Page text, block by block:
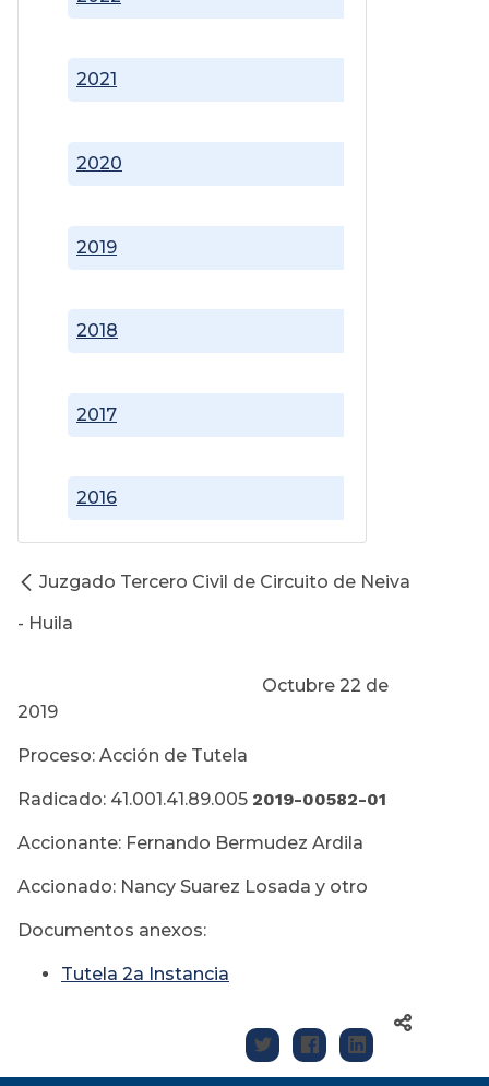
2016
2017
2018
2019
2020
2021
Juzgado Tercero Civil de Circuito de Neiva
- Huila
Octubre 22 de
2019
Proceso: Acción de Tutela
Radicado: 41.001.41.89.005 2019-00582-01
Accionante: Fernando Bermudez Ardila
Accionado: Nancy Suarez Losada y otro
Documentos anexos:
Tutela 2a Instancia